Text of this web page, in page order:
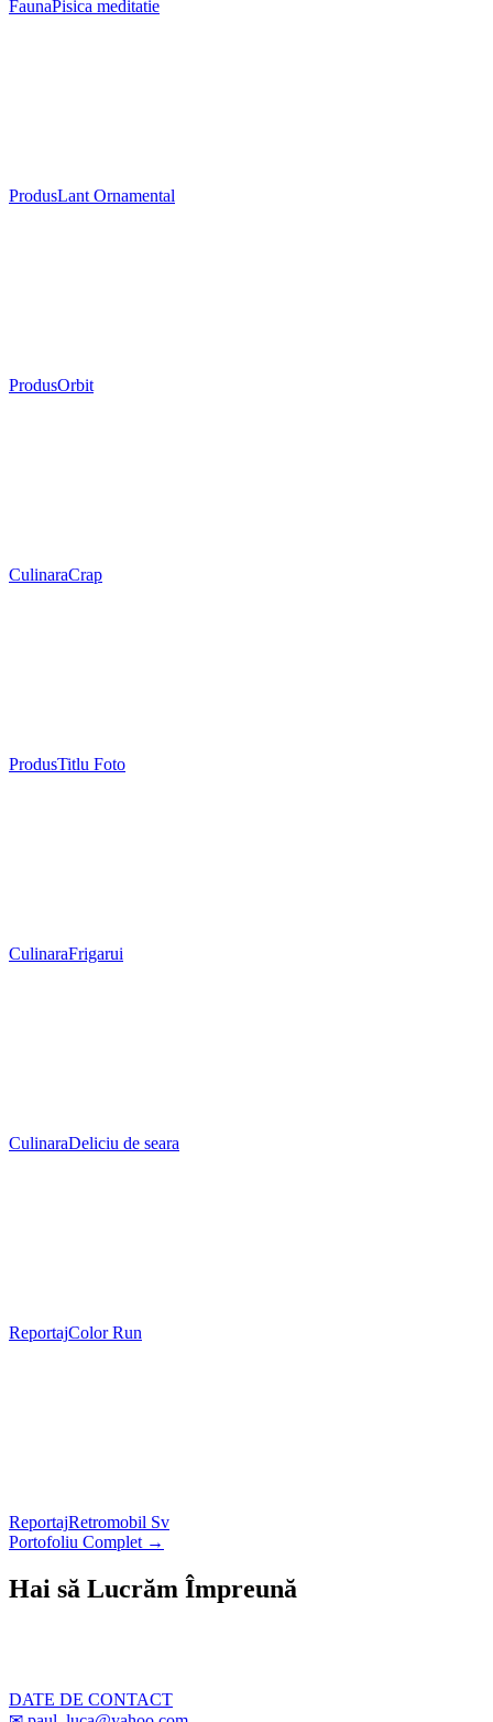
FaunaPisica meditatie
ProdusLant Ornamental
ProdusOrbit
CulinaraCrap
ProdusTitlu Foto
CulinaraFrigarui
CulinaraDeliciu de seara
ReportajColor Run
ReportajRetromobil Sv
Portofoliu Complet →
Hai să Lucrăm Împreună
DATE DE CONTACT